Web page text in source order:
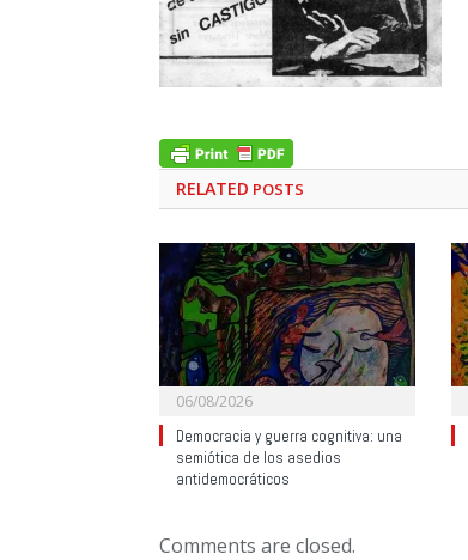
RELATED POSTS
06/08/2026
Democracia y guerra cognitiva: una
semiótica de los asedios
antidemocráticos
Comments are closed.